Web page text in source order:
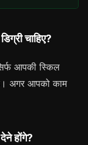
चाहिए?
आपकी स्किल
अगर आपको काम
होंगे?